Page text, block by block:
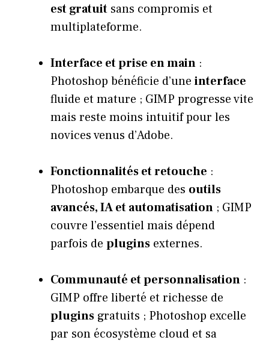
est gratuit sans compromis et
multiplateforme.
Interface et prise en main :
Photoshop bénéficie d’une interface
fluide et mature ; GIMP progresse vite
mais reste moins intuitif pour les
novices venus d’Adobe.
Fonctionnalités et retouche :
Photoshop embarque des outils
avancés, IA et automatisation ; GIMP
couvre l’essentiel mais dépend
parfois de plugins externes.
Communauté et personnalisation :
GIMP offre liberté et richesse de
plugins gratuits ; Photoshop excelle
par son écosystème cloud et sa